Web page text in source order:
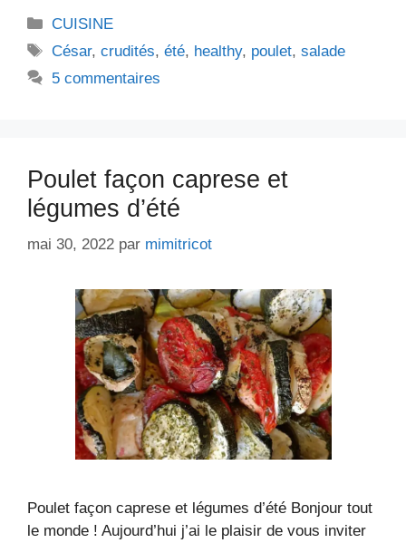
Catégories
CUISINE
Étiquettes
César,crudités,été, healthy, poulet,salade
5 commentaires
Poulet façon caprese et
légumes d’été
mai 30, 2022 par mimitricot
Poulet façon caprese et légumes d’été Bonjour tout
le monde ! Aujourd’hui j’ai le plaisir de vous inviter